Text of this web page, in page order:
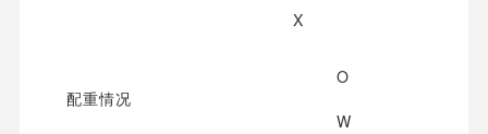
X
配重情况
O
W